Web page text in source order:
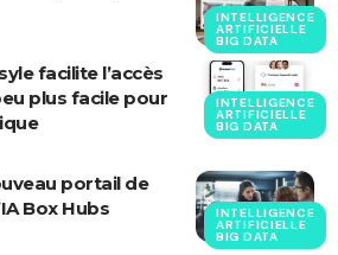
INTELLIGENCE
ARTIFICIELLE
BIG DATA
INTELLIGENCE
ARTIFICIELLE
BIG DATA
facilite l’accès
plus facile pour
INTELLIGENCE
ARTIFICIELLE
BIG DATA
portail de
Box Hubs